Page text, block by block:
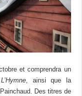
et comprendra un
L’Hymne, ainsi que la
Des titres de